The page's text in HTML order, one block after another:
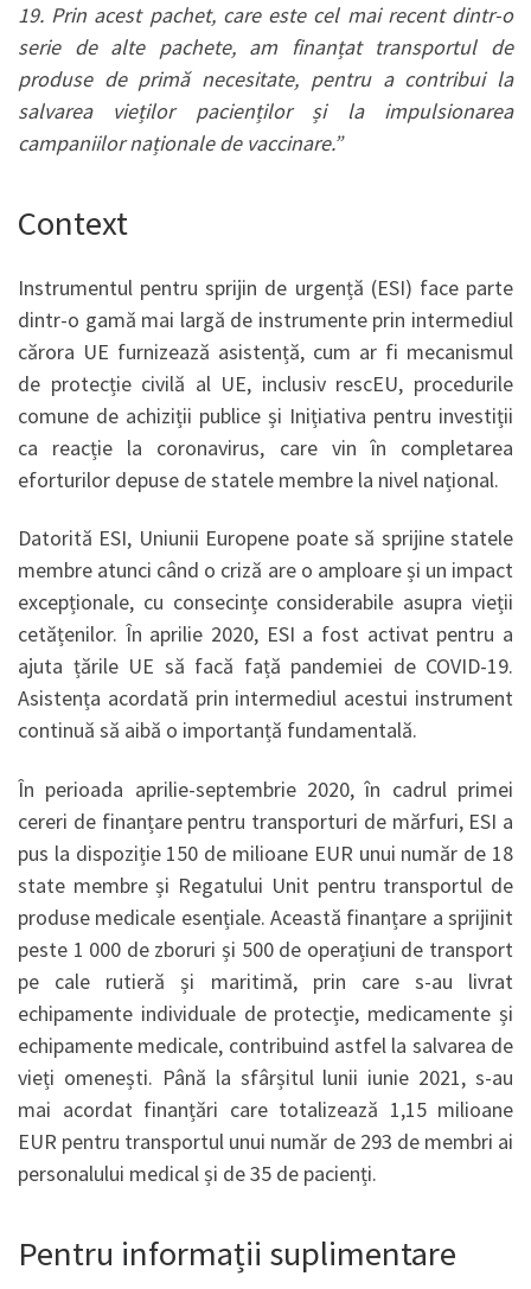
19. Prin acest pachet, care este cel mai recent dintr-o
serie de alte pachete, am finanțat transportul de
produse de primă necesitate, pentru a contribui la
salvarea vieților pacienților și la impulsionarea
campaniilor naționale de vaccinare.”
Context
Instrumentul pentru sprijin de urgență (ESI) face parte
dintr-o gamă mai largă de instrumente prin intermediul
cărora UE furnizează asistență, cum ar fi mecanismul
de protecție civilă al UE, inclusiv rescEU, procedurile
comune de achiziții publice și Inițiativa pentru investiții
ca reacție la coronavirus, care vin în completarea
eforturilor depuse de statele membre la nivel național.
Datorită ESI, Uniunii Europene poate să sprijine statele
membre atunci când o criză are o amploare și un impact
excepționale, cu consecințe considerabile asupra vieții
cetățenilor. În aprilie 2020, ESI a fost activat pentru a
ajuta țările UE să facă față pandemiei de COVID-19.
Asistența acordată prin intermediul acestui instrument
continuă să aibă o importanță fundamentală.
În perioada aprilie-septembrie 2020, în cadrul primei
cereri de finanțare pentru transporturi de mărfuri, ESI a
pus la dispoziție 150 de milioane EUR unui număr de 18
state membre și Regatului Unit pentru transportul de
produse medicale esențiale. Această finanțare a sprijinit
peste 1 000 de zboruri și 500 de operațiuni de transport
pe cale rutieră și maritimă, prin care s-au livrat
echipamente individuale de protecție, medicamente și
echipamente medicale, contribuind astfel la salvarea de
vieți omenești. Până la sfârșitul lunii iunie 2021, s-au
mai acordat finanțări care totalizează 1,15 milioane
EUR pentru transportul unui număr de 293 de membri ai
personalului medical și de 35 de pacienți.
Pentru informații suplimentare